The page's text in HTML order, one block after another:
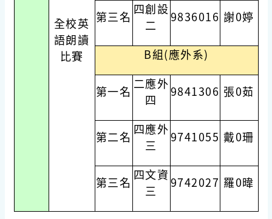
全校英
語朗讀
比賽
第三名 四創設
二
9836016 謝0婷
B組(應外系)
第一名 二應外
四
9841306 張0茹
第二名 四應外
三
9741055 戴0珊
第三名 四文資
三
9742027 羅0暐